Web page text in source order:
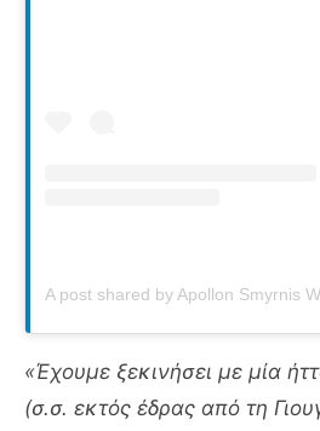
«Έχουμε ξεκινήσει με μία
(σ.σ. εκτός έδρας από τη